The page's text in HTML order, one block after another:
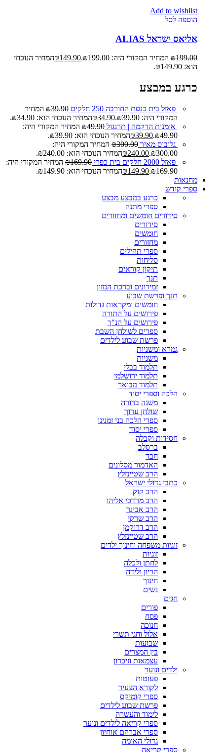
Add to wishlist
הוספה לסל
אליאס ישראל ALIAS
₪199.00 המחיר המקורי היה: ₪199.00. ₪149.90
המחיר הנוכחי
הוא: ₪149.90.
כרגע במבצע
פאזל בית כנסת החורבה 250 חלקים ₪39.90
המחיר
המקורי היה: ₪39.90.
₪34.90
המחיר הנוכחי הוא: ₪34.90.
אומנות הרקמה | תרנגול
₪49.90
המחיר המקורי היה:
₪49.90.
₪39.90
המחיר הנוכחי הוא: ₪39.90.
גלובוס מאיר
₪300.00
המחיר המקורי היה:
₪300.00.
₪240.00
המחיר הנוכחי הוא: ₪240.00.
פאזל 2000 חלקים בית כפרי
₪169.90
המחיר המקורי היה:
₪169.90.
₪149.90
המחיר הנוכחי הוא: ₪149.90.
מחנאות
ספרי קודש
כרגע במבצע מבצע
ספרי מתנה
סידורים חומשים ומחזורים
סידורים
חומשים
מחזורים
ספרי תהילים
סליחות
תיקון קוראים
תנך
זמירונים וברכת המזון
תנך ופרשת שבוע
חומשים ומקראות גדולות
פירושים על התורה
פירושים על הנ"ך
ספרים לשולחן השבת
פרשת שבוע לילדים
גמרא ומשניות
משניות
תלמוד בבלי
תלמוד ירושלמי
תלמוד מבואר
הלכה וספרי יסוד
משנה ברורה
שולחן ערוך
ספרי הלכה בני זמנינו
ספרי יסוד
חסידות וקבלה
ברסלב
חבד
האדמור מסלונים
הרב שטיינזלץ
כתבי גדולי ישראל
הרב קוק
הרב מרדכי אליהו
הרב אבינר
הרב שרקי
הרב דרוקמן
הרב שטיינזלץ
זוגיות משפחה וחינוך ילדים
זוגיות
לחתן ולכלה
הריון ולידה
חינוך
נשים
חגים
פורים
פסח
חנוכה
אלול וחגי תשרי
שבועות
בין המצרים
עצמאות וזיכרון
ילדים ונוער
פעוטות
לקורא הצעיר
ספרי קומיקס
פרשת שבוע לילדים
לימוד והעשרה
ספרי קריאה לילדים ונוער
ספרי אברהם אוחיון
גדולי האומה
ספרי קריאה